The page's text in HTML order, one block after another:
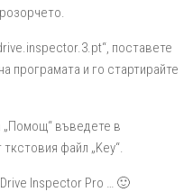
поставете
програмата и го стартирайте
„Помощ“ въведете в
файл „Key“.
Inspector Pro … 🙂